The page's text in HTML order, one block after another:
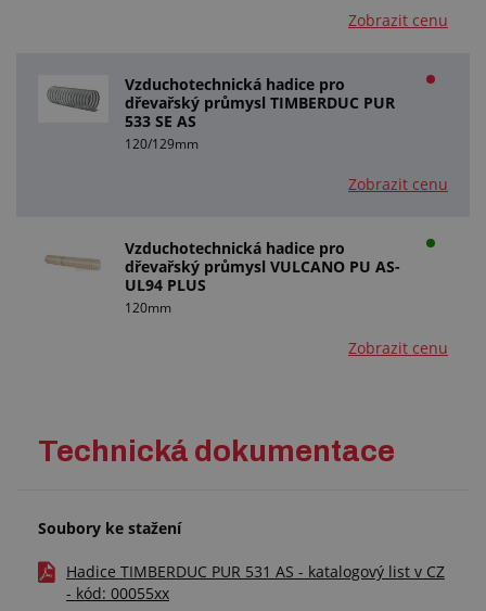
Zobrazit cenu
Vzduchotechnická hadice pro
dřevařský průmysl TIMBERDUC PUR
533 SE AS
120/129mm
Zobrazit cenu
Vzduchotechnická hadice pro
dřevařský průmysl VULCANO PU AS-
UL94 PLUS
120mm
Zobrazit cenu
Technická dokumentace
Soubory ke stažení
Hadice TIMBERDUC PUR 531 AS - katalogový list v CZ
- kód: 00055xx